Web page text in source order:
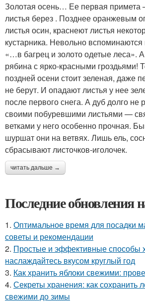
Золотая осень… Ее первая
листья берез . Позднее оранжевым
листья осин, краснеют листья
кустарника. Невольно
«…в багрец и золото одетые леса». А
рябина с ярко-красными гроздьями!
поздней осени стоит зеленая, даже
не берут. И опадают листья у нее
после первого снега. А дуб долго не
своими побуревшими листьями —
ветками у него особенно прочная.
шуршат они на ветвях. Лишь ель,
сбрасывают листочков-иголочек.
читать дальше →
Последние обновления
1. Оптимальное время для посадки
советы и рекомендации
2. Простые и эффективные способы
наслаждайтесь вкусом круглый год
3. Как хранить яблоки свежими:
4. Секреты хранения: как сохранить
свежими до зимы